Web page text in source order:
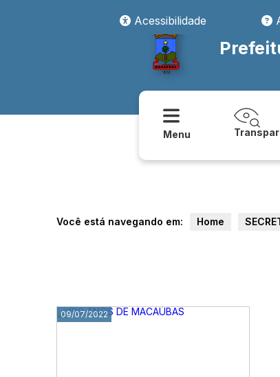
Acessibilidade
Menu
Você está navegando em: Home
09/07/2022